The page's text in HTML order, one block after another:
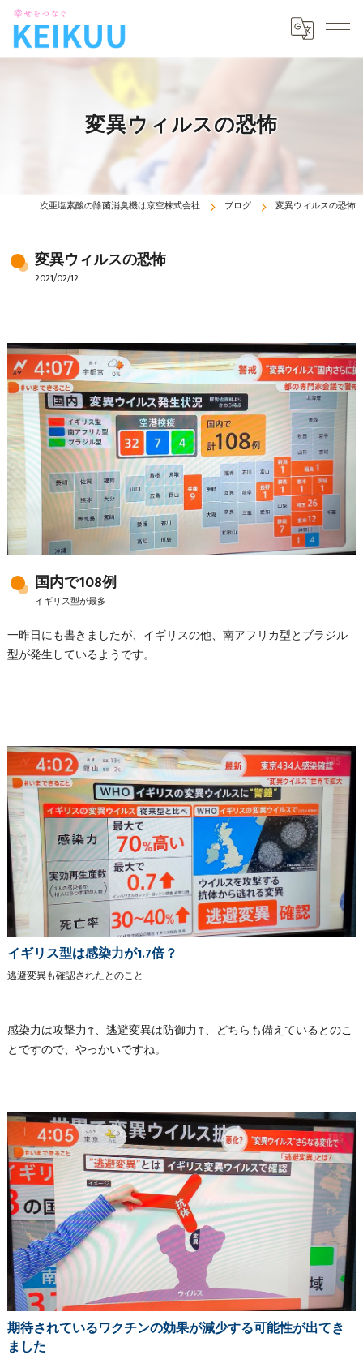
変異ウィルスの恐怖
次亜塩素酸の除菌消臭機は京空株式会社 ブログ 変異ウィルスの恐怖
変異ウィルスの恐怖
2021/02/12
国内で108例
イギリス型が最多
一昨日にも書きましたが、イギリスの他、南アフリカ型とブラジル
型が発生しているようです。
イギリス型は感染力が1.7倍？
逃避変異も確認されたとのこと
感染力は攻撃力↑、逃避変異は防御力↑、どちらも備えているとのこ
とですので、やっかいですね。
期待されているワクチンの効果が減少する可能性が出てき
ました